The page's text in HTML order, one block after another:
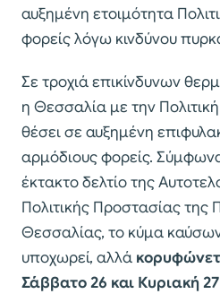
αυξημένη ετοιμότητα
φορείς λόγω κινδύνου
Σε τροχιά επικίνδυνων
η Θεσσαλία με την
θέσει σε αυξημένη
αρμόδιους φορείς.
έκτακτο δελτίο της
Πολιτικής Προστασίας της
Θεσσαλίας, το κύμα
υποχωρεί, αλλά
Σάββατο 26 και Κυριακή 27